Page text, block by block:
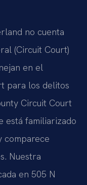
no cuenta
(Circuit Court)
en el
para los delitos
Circuit Court
está familiarizado
comparece
Nuestra
en 505 N